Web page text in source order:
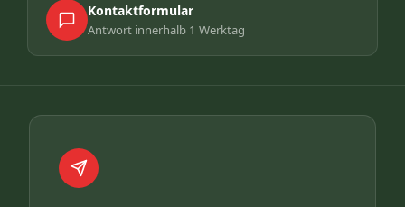
Kontaktformular
Antwort innerhalb 1 Werktag